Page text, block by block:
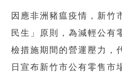
因應非洲豬瘟疫情，新竹
民生」原則，為減輕公有
檢措施期間的營運壓力，
日宣布新竹市公有零售市